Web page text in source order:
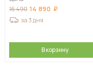
16 490 14 890
за 3 дня
В корзину